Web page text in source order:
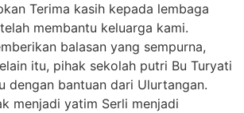
Terima kasih kepada lembaga
membantu keluarga kami.
balasan yang sempurna,
itu, pihak sekolah putri Bu Turyati
dengan bantuan dari Ulurtangan.
menjadi yatim Serli menjadi